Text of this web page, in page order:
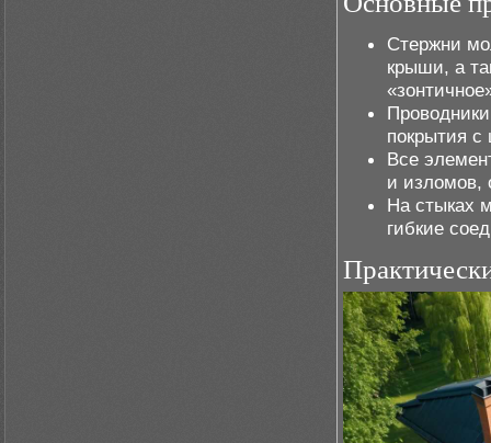
Стержни
крыши, а
покрытия
Все
и изломов,
На стыках
гибкие